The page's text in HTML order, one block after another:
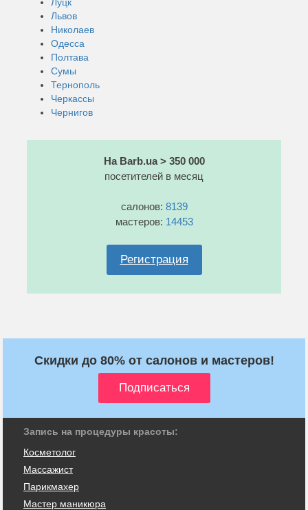
Львов
Николаев
Одесса
Полтава
Сумы
Тернополь
Черкассы
Чернигов
На Barb.ua > 350 000
посетителей в месяц
салонов: 8139
мастеров: 14453
Регистрация
Скидки до 80% от салонов и мастеров!
Запись на процедуры красоты:
Косметолог
Массажист
Парикмахер
Мастер маникюра